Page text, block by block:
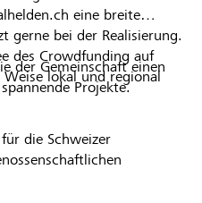
eine breite
bei der Realisierung.
des Crowdfunding auf
lokal und regional
der Gemeinschaft einen
Projekte.
die Schweizer